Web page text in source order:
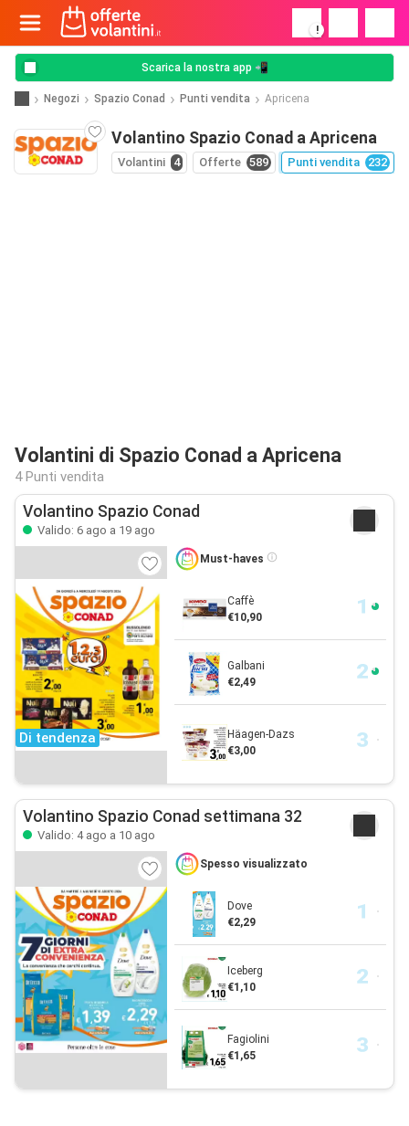
!
Scarica la nostra app 📲
Negozi Spazio Conad Punti vendita Apricena
Volantino Spazio Conad a Apricena
Volantini 4 Offerte 589 Punti vendita 232
Volantini di Spazio Conad a Apricena
4 Punti vendita
Volantino Spazio Conad
Valido: 6 ago a 19 ago
Di tendenza
Must-haves
Caffè
€10,90
Galbani
€2,49
Häagen-Dazs
€3,00
Volantino Spazio Conad settimana 32
Valido: 4 ago a 10 ago
Spesso visualizzato
Dove
€2,29
Iceberg
€1,10
Fagiolini
€1,65